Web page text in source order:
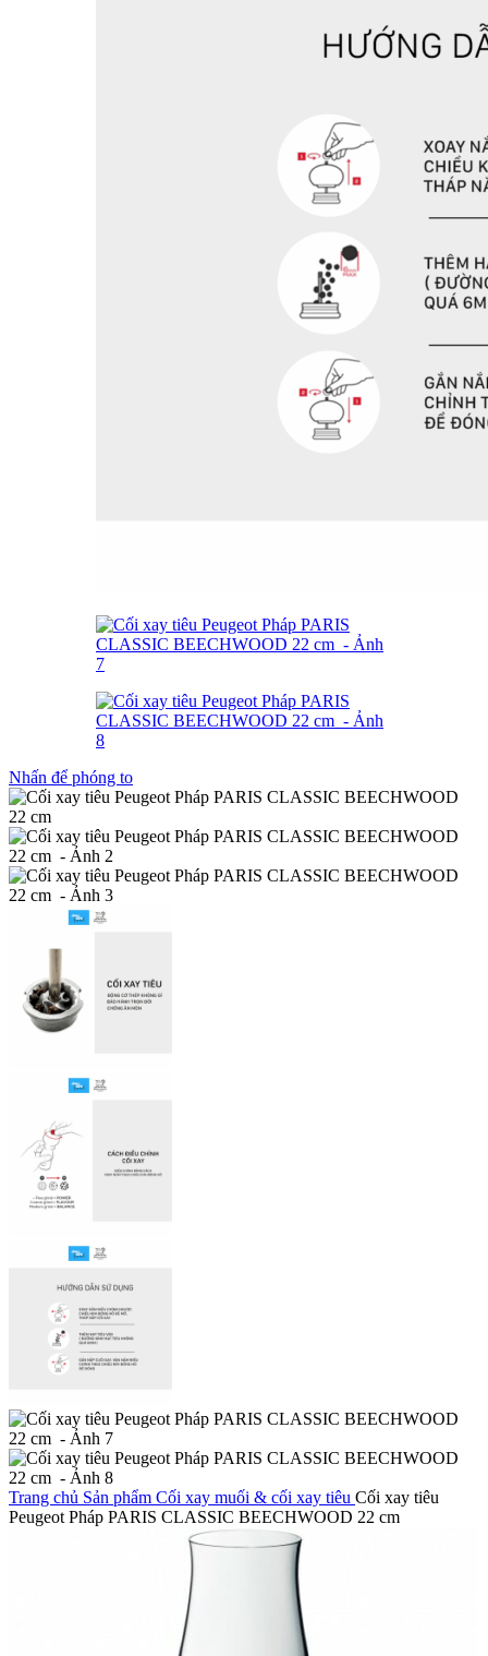
Nhấn để phóng to
Trang chủ Sản phẩm Cối xay muối & cối xay tiêu Cối xay tiêu
Peugeot Pháp PARIS CLASSIC BEECHWOOD 22 cm